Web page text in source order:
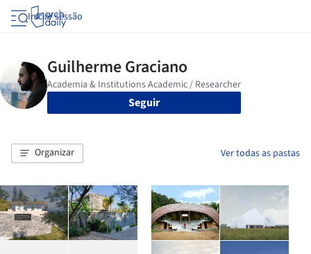
Iniciar sessão
Seguir
Organizar Ver todas as pastas